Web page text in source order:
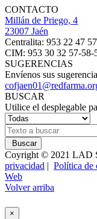
CONTACTO
Millán de Priego, 4
23007 Jaén
Centralita: 953 22 47 57
CIM: 953 30 32 57-58-
SUGERENCIAS
Envíenos sus
BUSCAR
Utilice el desplegable
Buscar
Coyright © 2021 LAD
privacidad | Política de
Web
Volver arriba
×